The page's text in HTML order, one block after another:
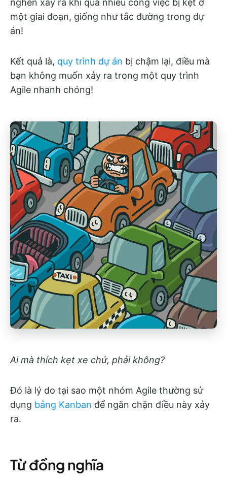
một giai đoạn, giống như tắc đường trong dự
án!
Kết quả là, quy trình dự án bị chậm lại, điều mà
bạn không muốn xảy ra trong một quy trình
Agile nhanh chóng!
Ai mà thích kẹt xe chứ, phải không?
Đó là lý do tại sao một nhóm Agile thường sử
dụng bảng Kanban để ngăn chặn điều này xảy
ra.
Từ đồng nghĩa